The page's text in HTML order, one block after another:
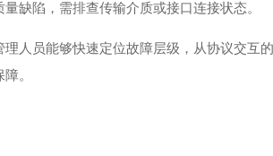
缺陷，需排查传输介质或接口连接状态。
人员能够快速定位故障层级，从协议交互
。